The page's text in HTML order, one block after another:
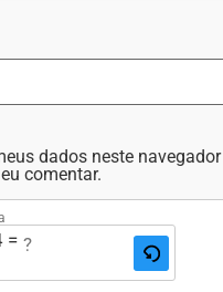
dados neste
comentar.
= ?